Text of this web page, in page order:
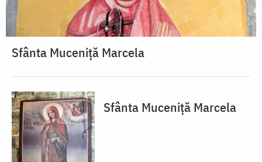
Sfânta Muceniță Marcela
Sfânta Muceniță Marcela